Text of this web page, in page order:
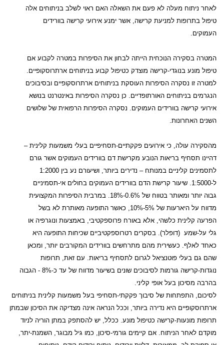
לאחר ניתוח מעלה לא פעם את השאלה האם ראוי לשלב בניתוחים אלה
טיפול בתרופות למניעת קרישה, אשר ימנע אירועי קרישה בוורידים
העמוקים.
המטרה בסקירה הנוכחית הייתה לבחון את הסיפרות במטרה לקבוע אם
טיפול מונע בנוגדי-קרישה מוצדק כטיפול קבוע בניתוחים ארתרוסקופיים.
למטרה זו נסקרה הסיפרות העוסקת בניתוחים ארתרוסקופיים ובסיבוכים
הנגרמים בניתוחים האורתופדיים. כן נסקרה הסיפרות באינטרנט בנושא
אירועי קרישה בוורידים העמוקים. נסקרה הסיפרות הרפואית של שלושים
השנים האחרונות.
מהסקירה עולה, כי אירועים פקקתיים-תסחיפיים בעלי משמעות קלינית –
דהיינו תסחיף בריאות הנובע מקרישת דם בוורידים העמוקים אשר גורם
לתסמינים קליניים במנותח – נדירים ביותר, ושיעורם נע בין 1:2000
ל-1:5000. שיעור קרישת הדם בוורידים העמוקים בחולים אי-תסמיניים
גבוה יותר ומאותר בטווח של 0.6%-18%. במרבית הסיפרות המקצועית
מדווח על היארעות של 5%-10%, כאשר התופעה מאותרת לא בשל
הפרעה קלינית כלשהי, אלא באורח פרוספקטיבי, באמצעות ונוגרפיה או
גלי על-שמע (דופלר). בסקרים רטרוספקטיביים שכיחות התופעה היא
כאחד לאלף. כעשירית מהם מתרחשים בוורידים המקורבים יותר, ומכאן
שהם גם בעלי פוטנציאל לגרום לתסחיף בריאות. עם זאת, תרופות
נוגדות-קרישה גורמות לסיבוכים שונים בשיעור מדווח של עד כ-8% - הגבוה
בהרבה מסיכון בעל אופי קליני.
לסיכום, התפתחות של סיבוך פקקתי-תסחיפי בעל משמעות קלינית בניתוחים
ארתרוסקופיים היא נדירה ביותר, וככל הנראה אינה מצדיקה את הסיכון שבמתן
תרופות מונעות-קרישה כטיפול מונע. ככלל, יש להסתפק במתן הוריה לניוד
מוקדם לאחר הניתוח. אם קיימים גורמי-סיכון, כמו גיל מבוגר, השמנת-יתר,